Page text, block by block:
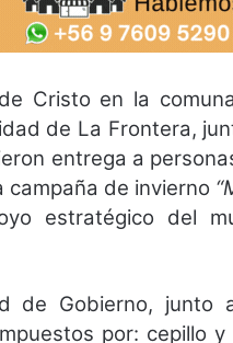
Cristo en la
de La Frontera,
entrega a
de invierno
estratégico del
de Gobierno, junto
por: cepillo